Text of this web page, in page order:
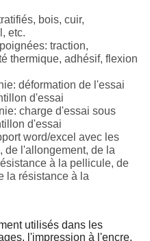
bois, cuir,
etc.
traction,
thermique, adhésif, flexion
déformation de l'essai
d'essai
charge d'essai sous
d'essai
word/excel avec les
de l'allongement, de la
à la pellicule, de
la résistance à la
utilisés dans les
l'impression à l'encre,